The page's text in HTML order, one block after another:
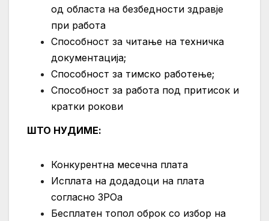
од областа на безбедности здравје
при работа
Способност за читање на техничка
документација;
Способност за тимско работење;
Способност за работа под притисок и
кратки рокови
ШТО НУДИМЕ:
Конкурентна месечна плата
Исплата на додадоци на плата
согласно ЗРОа
Бесплатен топол оброк со избор на